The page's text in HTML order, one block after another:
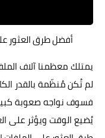
أفضل طرق العثور
يمتلك معظمنا آلاف
لم تُكن مُنظّمة بالقدر
فسوف نواجه صعوبة
يُضيع الوقت ويؤثر على